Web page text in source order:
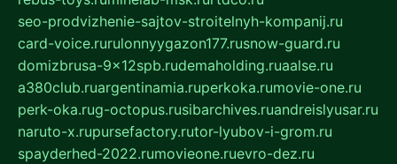
seo-prodvizhenie-sajtov-stroitelnyh-kompanij.ru
card-voice.rurulonnyygazon177.rusnow-guard.ru
domizbrusa-9x12spb.rudemaholding.ruaalse.ru
a380club.ruargentinamia.ruperkoka.rumovie-one.ru
perk-oka.rug-octopus.rusibarchives.ruandreislyusar.ru
naruto-x.rupursefactory.rutor-lyubov-i-grom.ru
spayderhed-2022.rumovieone.ruevro-dez.ru